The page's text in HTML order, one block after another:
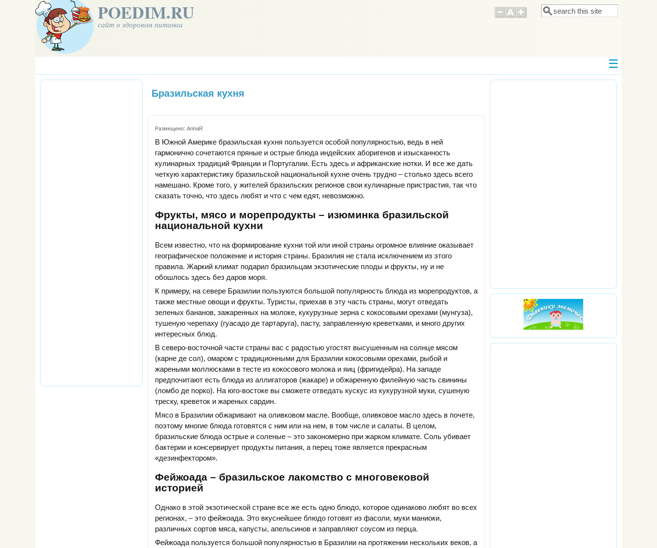
POEDIM.RU
сайт о здоровом питании
Форма поиска
Поиск
Бразильская кухня
Размещено: ArinaR
В Южной Америке бразильская кухня пользуется особой популярностью, ведь в ней
гармонично сочетаются пряные и острые блюда индейских аборигенов и изысканность
кулинарных традиций Франции и Португалии. Есть здесь и африканские нотки. И все же дать
четкую характеристику бразильской национальной кухне очень трудно – столько здесь всего
намешано. Кроме того, у жителей бразильских регионов свои кулинарные пристрастия, так что
сказать точно, что здесь любят и что с чем едят, невозможно.
Фрукты, мясо и морепродукты – изюминка бразильской
национальной кухни
Всем известно, что на формирование кухни той или иной страны огромное влияние оказывает
географическое положение и история страны. Бразилия не стала исключением из этого
правила. Жаркий климат подарил бразильцам экзотические плоды и фрукты, ну и не
обошлось здесь без даров моря.
К примеру, на севере Бразилии пользуются большой популярность блюда из морепродуктов, а
также местные овощи и фрукты. Туристы, приехав в эту часть страны, могут отведать
зеленых бананов, зажаренных на молоке, кукурузные зерна с кокосовыми орехами (мунгуза),
тушеную черепаху (гуасадо де тартаруга), пасту, заправленную креветками, и много других
интересных блюд.
В северо-восточной части страны вас с радостью угостят высушенным на солнце мясом
(карне де сол), омаром с традиционными для Бразилии кокосовыми орехами, рыбой и
жареными моллюсками в тесте из кокосового молока и яиц (фригидейра). На западе
предпочитают есть блюда из аллигаторов (жакаре) и обжаренную филейную часть свинины
(ломбо де порко). На юго-востоке вы сможете отведать кускус из кукурузной муки, сушеную
треску, креветок и жареных сардин.
Мясо в Бразилии обжаривают на оливковом масле. Вообще, оливковое масло здесь в почете,
поэтому многие блюда готовятся с ним или на нем, в том числе и салаты. В целом,
бразильские блюда острые и соленые – это закономерно при жарком климате. Соль убивает
бактерии и консервирует продукты питания, а перец тоже является прекрасным
«дезинфектором».
Фейжоада – бразильское лакомство с многовековой
историей
Однако в этой экзотической стране все же есть одно блюдо, которое одинаково любят во всех
регионах, – это фейжоада. Это вкуснейшее блюдо готовят из фасоли, муки маниоки,
различных сортов мяса, капусты, апельсинов и заправляют соусом из перца.
Фейжоада пользуется большой популярностью в Бразилии на протяжении нескольких веков, а